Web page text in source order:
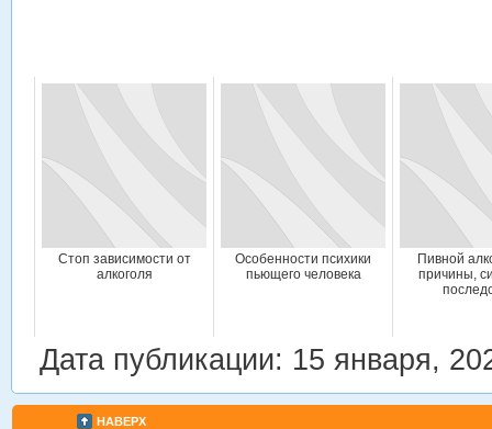
Стоп зависимости от
алкоголя
Особенности психики
пьющего человека
Пивной
причины,
Дата публикации: 15 января,
НАВЕРХ